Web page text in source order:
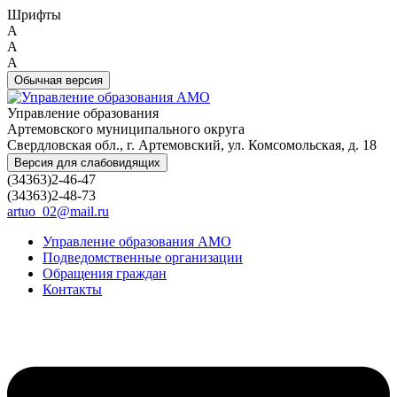
Шрифты
A
A
A
Обычная версия
Управление образования
Артемовского муниципального округа
Свердловская обл., г. Артемовский, ул. Комсомольская, д. 18
Версия для слабовидящих
(34363)2-46-47
(34363)2-48-73
artuo_02@mail.ru
Управление образования АМО
Подведомственные организации
Обращения граждан
Контакты